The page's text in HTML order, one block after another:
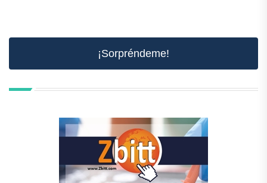
¡Sorpréndeme!